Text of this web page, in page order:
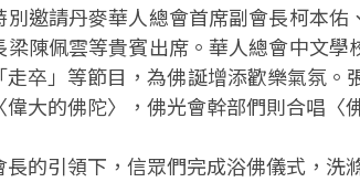
別邀請丹麥華人總會首席副會長柯本
梁陳佩雲等貴賓出席。華人總會中文
走卒」等節目，為佛誕增添歡樂氣氛
偉大的佛陀〉，佛光會幹部們則合唱〈
長的引領下，信眾們完成浴佛儀式，洗